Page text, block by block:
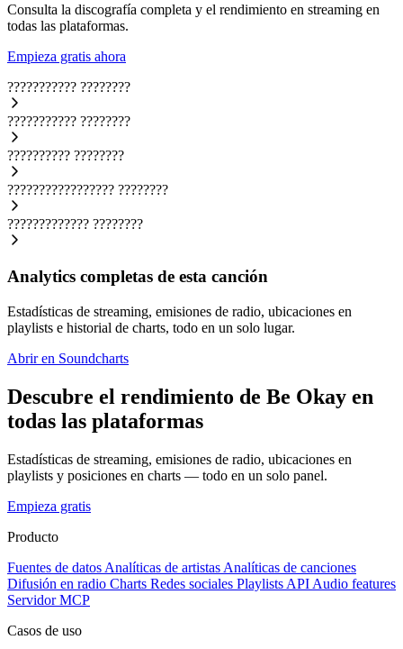
Consulta la discografía completa y el rendimiento en streaming en
todas las plataformas.
Empieza gratis ahora
??????????? ????????
??????????? ????????
?????????? ????????
????????????????? ????????
????????????? ????????
Analytics completas de esta canción
Estadísticas de streaming, emisiones de radio, ubicaciones en
playlists e historial de charts, todo en un solo lugar.
Abrir en Soundcharts
Descubre el rendimiento de Be Okay en
todas las plataformas
Estadísticas de streaming, emisiones de radio, ubicaciones en
playlists y posiciones en charts — todo en un solo panel.
Empieza gratis
Producto
Fuentes de datos Analíticas de artistas Analíticas de canciones
Difusión en radio Charts Redes sociales Playlists API Audio features
Servidor MCP
Casos de uso